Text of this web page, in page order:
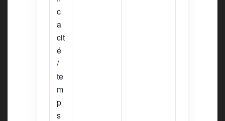
c
a
cit
é
/
te
m
p
s